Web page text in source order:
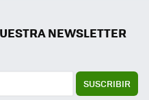
NEWSLETTER
SUSCRIBIR